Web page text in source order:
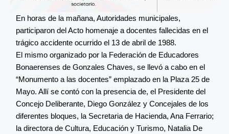
En horas de la mañana, Autoridades municipales,
participaron del Acto homenaje a docentes fallecidas en el
trágico accidente ocurrido el 13 de abril de 1988.
El mismo organizado por la Federación de Educadores
Bonaerenses de Gonzales Chaves, se llevó a cabo en el
“Monumento a las docentes” emplazado en la Plaza 25 de
Mayo. Allí se contó con la presencia de, el Presidente del
Concejo Deliberante, Diego González y Concejales de los
diferentes bloques, la Secretaria de Hacienda, Ana Ferrario;
la directora de Cultura, Educación y Turismo, Natalia De